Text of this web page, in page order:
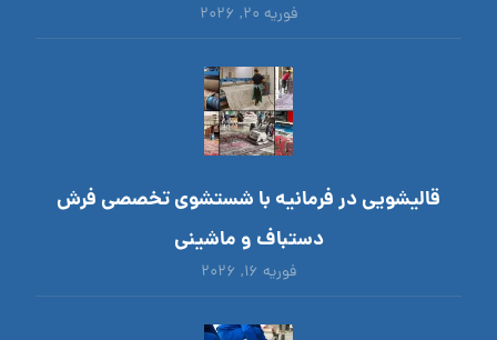
فوریه ۲۰, ۲۰۲۶
قالیشویی در فرمانیه با شستشوی تخصصی فرش
دستباف و ماشینی
فوریه ۱۶, ۲۰۲۶